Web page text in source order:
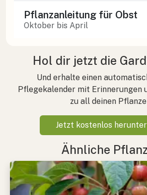
Pflanzanleitung für Obst
Oktober bis April
Hol dir jetzt die
Und erhalte einen
Pflegekalender mit Erinnerungen
zu all deinen
Jetzt kostenlos
Ähnliche